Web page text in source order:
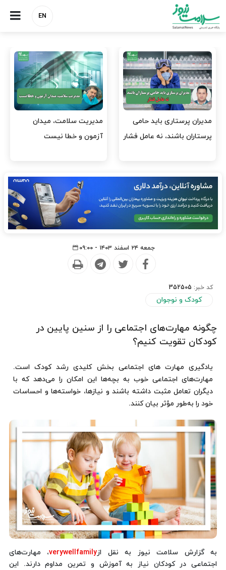
EN
وقت وزیر بهداشت باید صرف
افتتاح پروژه‌ها شود؟
واردات دارو و کالاهای اساسی
باید در اولویت تخصیص ارز
جمعه ۲۴ اسفند ۱۴۰۳ - ۰۹:۰۰
کد خبر: 352505
کودک و نوجوان
چگونه مهارت‌های اجتماعی را از سنین پایین در
کودکان تقویت کنیم؟
یادگیری مهارت های اجتماعی بخش کلیدی رشد کودک است.
مهارت‌های اجتماعی خوب به بچه‌ها این امکان را می‌دهد که با
دیگران تعامل مثبت داشته باشند و نیازها، خواسته‌ها و احساسات
خود را به‌طور مؤثر بیان کنند.
به گزارش سلامت نیوز به نقل ازverywellfamily،‌ مهارت‌های
اجتماعی در کودکان نیاز به آموزش و تمرین مداوم دارند. این